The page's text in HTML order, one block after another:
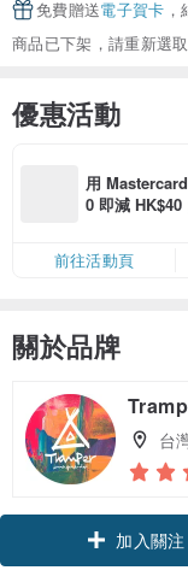
免費贈送電子賀卡
商品已下架，請重新選
優惠活動
用
0 即減 HK$40
限，額滿即止
卡」結帳）
前往活動頁
關於品牌
台
加入關注